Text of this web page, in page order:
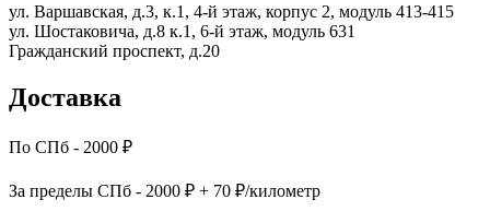
ул. Варшавская, д.3, к.1, 4-й этаж, корпус 2, модуль 413-415
ул. Шостаковича, д.8 к.1, 6-й этаж, модуль 631
Гражданский проспект, д.20
Доставка
По СПб - 2000 ₽
За пределы СПб - 2000 ₽ + 70 ₽/километр